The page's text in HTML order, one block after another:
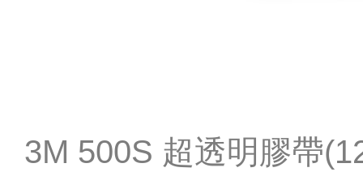
3M 500S 超透明膠帶